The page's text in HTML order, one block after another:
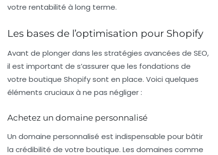
votre rentabilité à long terme.
Les bases de l’optimisation pour Shopify
Avant de plonger dans les stratégies avancées de SEO,
il est important de s’assurer que les fondations de
votre boutique Shopify sont en place. Voici quelques
éléments cruciaux à ne pas négliger :
Achetez un domaine personnalisé
Un domaine personnalisé est indispensable pour bâtir
la crédibilité de votre boutique. Les domaines comme